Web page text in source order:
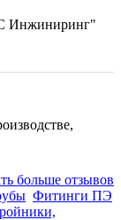
Инжиниринг"
больше отзывов
Фитинги ПЭ